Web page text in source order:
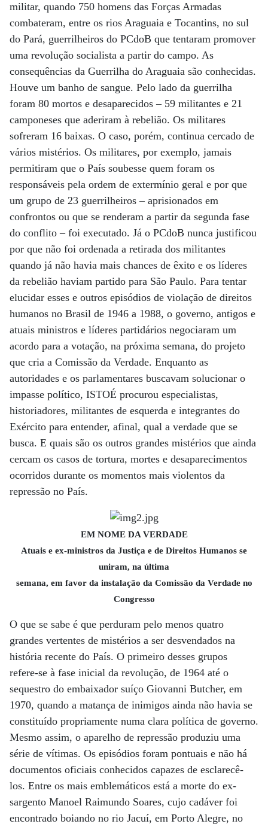
militar, quando 750 homens das Forças Armadas
combateram, entre os rios Araguaia e Tocantins, no sul
do Pará, guerrilheiros do PCdoB que tentaram promover
uma revolução socialista a partir do campo. As
consequên­cias da Guerrilha do Araguaia são conhecidas.
Houve um banho de sangue. Pelo lado da guerrilha
foram 80 mortos e desaparecidos – 59 militantes e 21
camponeses que aderiram à rebelião. Os militares
sofreram 16 baixas. O caso, porém, continua cercado de
vários mistérios. Os militares, por exemplo, jamais
permitiram que o País soubesse quem foram os
responsáveis pela ordem de extermínio geral e por que
um grupo de 23 guerrilheiros – aprisionados em
confrontos ou que se renderam a partir da segunda fase
do conflito – foi executado. Já o PCdoB nunca justificou
por que não foi ordenada a retirada dos militantes
quando já não havia mais chances de êxito e os líderes
da rebelião haviam partido para São Paulo. Para tentar
elucidar esses e outros episódios de violação de direitos
humanos no Brasil de 1946 a 1988, o governo, antigos e
atuais ministros e líderes partidários negociaram um
acordo para a votação, na próxima semana, do projeto
que cria a Comissão da Verdade. Enquanto as
autoridades e os parlamentares buscavam solucionar o
impasse político, ISTOÉ procurou especialistas,
historiadores, militantes de esquerda e integrantes do
Exército para entender, afinal, qual a verdade que se
busca. E quais são os outros grandes mistérios que ainda
cercam os casos de tortura, mortes e desaparecimentos
ocorridos durante os momentos mais violentos da
repressão no País.
EM NOME DA VERDADE
Atuais e ex-ministros da Justiça e de Direitos Humanos se
uniram, na última
semana, em favor da instalação da Comissão da Verdade no
Congresso
O que se sabe é que perduram pelo menos quatro
grandes vertentes de mistérios a ser desvendados na
história recente do País. O primeiro desses grupos
refere-se à fase inicial da revolução, de 1964 até o
sequestro do embaixador suíço Giovanni Butcher, em
1970, quando a matança de inimigos ainda não havia se
constituído propriamente numa clara política de governo.
Mesmo assim, o aparelho de repressão produziu uma
série de vítimas. Os episódios foram pontuais e não há
documentos oficiais conhecidos capazes de esclarecê-
los. Entre os mais emblemáticos está a morte do ex-
sargento Manoel Raimundo Soares, cujo cadáver foi
encontrado boiando no rio Jacuí, em Porto Alegre, no